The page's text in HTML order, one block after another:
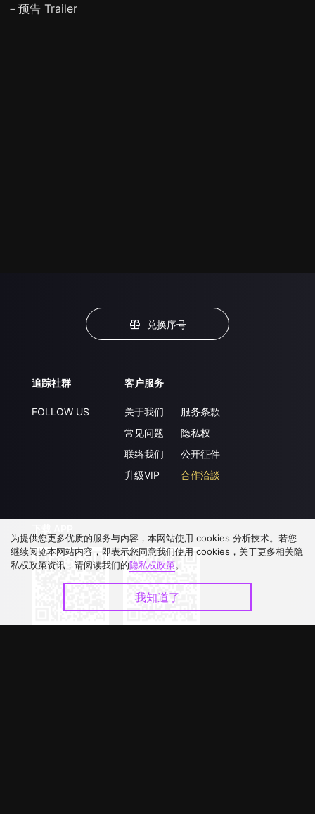
－预告 Trailer
兑换序号
追踪社群
FOLLOW US
客户服务
关于我们
常见问题
联络我们
升级VIP
服务条款
隐私权
公开征件
合作洽談
为提供您更多优质的服务与内容，本网站使用 cookies 分析技术。若您
继续阅览本网站内容，即表示您同意我们使用 cookies，关于更多相关隐
私权政策资讯，请阅读我们的隐私权政策。
我知道了